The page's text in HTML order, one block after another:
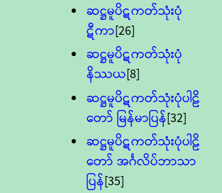
ဆဋ္ဌမူပိဋကတ်သုံးပုံ
ဋီကာ[26]
ဆဋ္ဌမူပိဋကတ်သုံးပုံ
နိဿယ[8]
ဆဋ္ဌမူပိဋကတ်သုံးပုံပါဠိ
တော် မြန်မာပြန်[32]
ဆဋ္ဌမူပိဋကတ်သုံးပုံပါဠိ
တော် အင်္ဂလိပ်ဘာသာ
ပြန်[35]